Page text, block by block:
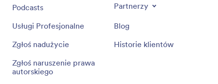
Podcasts
Usługi Profesjonalne
Zgłoś nadużycie
Zgłoś naruszenie prawa
autorskiego
Partnerzy
Blog
Historie klientów